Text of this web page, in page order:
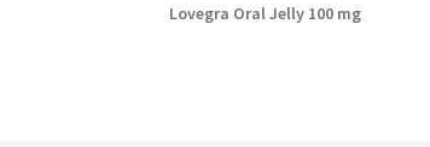
Lovegra Oral Jelly 100 mg